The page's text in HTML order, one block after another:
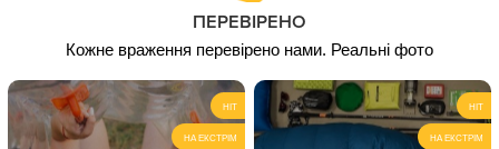
ПЕРЕВІРЕНО
Кожне враження перевірено нами. Реальні фото
HIT
НА ЕКСТРІМ
HIT
НА ЕКСТРІМ